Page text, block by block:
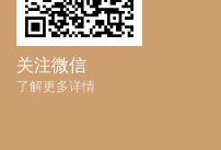
关注微信
了解更多详情